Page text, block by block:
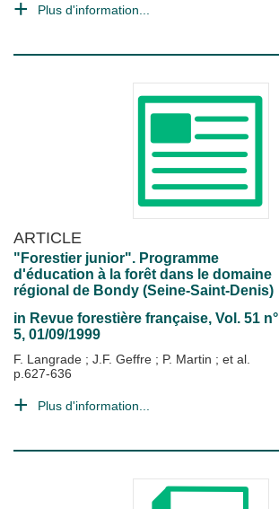
Plus d'information...
ARTICLE
"Forestier junior". Programme
d'éducation à la forêt dans le domaine
régional de Bondy (Seine-Saint-Denis)
in Revue forestière française, Vol. 51 n°
5, 01/09/1999
F. Langrade ; J.F. Geffre ; P. Martin ; et al.
p.627-636
Plus d'information...